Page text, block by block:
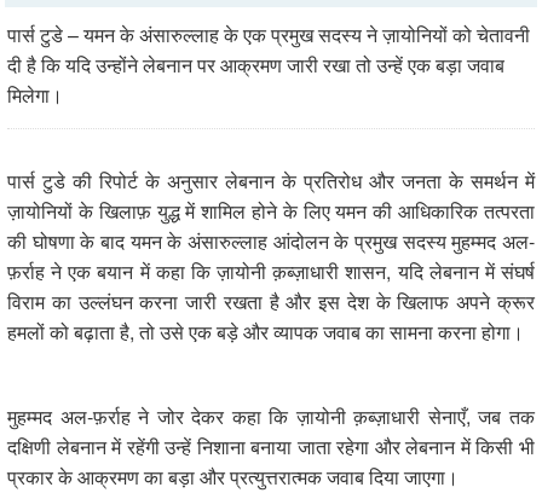
पार्स टुडे – यमन के अंसारुल्लाह के एक प्रमुख सदस्य ने ज़ायोनियों को चेतावनी
दी है कि यदि उन्होंने लेबनान पर आक्रमण जारी रखा तो उन्हें एक बड़ा जवाब
मिलेगा।
पार्स टुडे की रिपोर्ट के अनुसार लेबनान के प्रतिरोध और जनता के समर्थन में
ज़ायोनियों के खिलाफ़ युद्ध में शामिल होने के लिए यमन की आधिकारिक तत्परता
की घोषणा के बाद यमन के अंसारुल्लाह आंदोलन के प्रमुख सदस्य मुहम्मद अल-
फ़र्राह ने एक बयान में कहा कि ज़ायोनी क़ब्ज़ाधारी शासन, यदि लेबनान में संघर्ष
विराम का उल्लंघन करना जारी रखता है और इस देश के खिलाफ अपने क्रूर
हमलों को बढ़ाता है, तो उसे एक बड़े और व्यापक जवाब का सामना करना होगा।
मुहम्मद अल-फ़र्राह ने जोर देकर कहा कि ज़ायोनी क़ब्ज़ाधारी सेनाएँ, जब तक
दक्षिणी लेबनान में रहेंगी उन्हें निशाना बनाया जाता रहेगा और लेबनान में किसी भी
प्रकार के आक्रमण का बड़ा और प्रत्युत्तरात्मक जवाब दिया जाएगा।